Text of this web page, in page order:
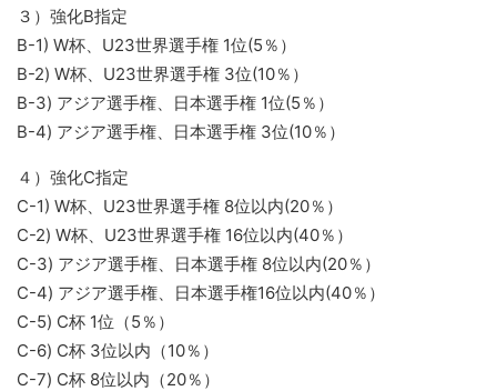
３）強化B指定
B-1) W杯、U23世界選手権 1位(5％）
B-2) W杯、U23世界選手権 3位(10％）
B-3) アジア選手権、日本選手権 1位(5％）
B-4) アジア選手権、日本選手権 3位(10％）
４）強化C指定
C-1) W杯、U23世界選手権 8位以内(20％）
C-2) W杯、U23世界選手権 16位以内(40％）
C-3) アジア選手権、日本選手権 8位以内(20％）
C-4) アジア選手権、日本選手権16位以内(40％）
C-5) C杯 1位（5％）
C-6) C杯 3位以内（10％）
C-7) C杯 8位以内（20％）